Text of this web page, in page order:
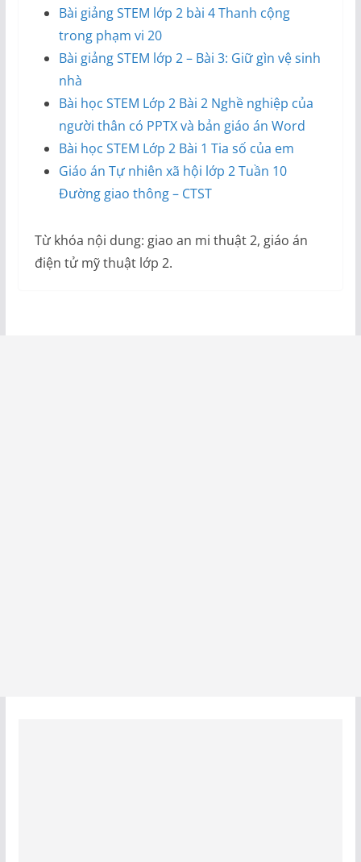
Bài giảng STEM lớp 2 bài 4 Thanh cộng
trong phạm vi 20
Bài giảng STEM lớp 2 – Bài 3: Giữ gìn vệ sinh
nhà
Bài học STEM Lớp 2 Bài 2 Nghề nghiệp của
người thân có PPTX và bản giáo án Word
Bài học STEM Lớp 2 Bài 1 Tia số của em
Giáo án Tự nhiên xã hội lớp 2 Tuần 10
Đường giao thông – CTST
Từ khóa nội dung: giao an mi thuật 2, giáo án
điện tử mỹ thuật lớp 2.